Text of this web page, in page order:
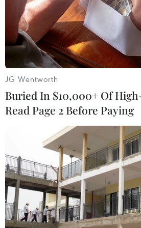
08/08/2026 11:51
Mỹ có đang chuẩn bị một
chiến lược mới nhằm vào Iran?
07/08/2026 10:08
Mỹ can thiệp khẩn cấp,
Israel mở rộng đòn trừng phạt
Hezbollah
07/08/2026 02:31
Syria: Nổ xe buýt gần thủ đô
Damascus khiến 2 người chết và
người bị thương
JG Wentworth
Buried In $10,000+ Of
Read Page 2 Before Paying